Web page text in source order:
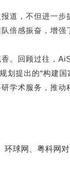
报道，不但进一
倍感振奋，增强
。回顾过往，
划提出的“构建
学术服务，推动